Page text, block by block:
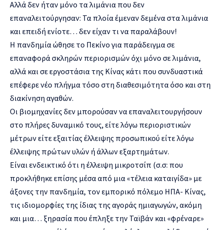
Αλλά δεν ήταν μόνο τα λιμάνια που δεν
επαναλειτούργησαν: Τα πλοία έμεναν δεμένα στα λιμάνια
και επειδή ενίοτε… δεν είχαν τι να παραλάβουν!
Η πανδημία ώθησε το Πεκίνο για παράδειγμα σε
επαναφορά σκληρών περιορισμών όχι μόνο σε λιμάνια,
αλλά και σε εργοστάσια της Κίνας κάτι που συνδυαστικά
επέφερε νέο πλήγμα τόσο στη διαθεσιμότητα όσο και στη
διακίνηση αγαθών.
Οι βιομηχανίες δεν μπορούσαν να επαναλειτουργήσουν
στο πλήρες δυναμικό τους, είτε λόγω περιοριστικών
μέτρων είτε εξαιτίας έλλειψης προσωπικού είτε λόγω
έλλειψης πρώτων υλών ή άλλων εξαρτημάτων.
Είναι ενδεικτικό ότι η έλλειψη μικροτσίπ (σ.σ: που
προκλήθηκε επίσης μέσα από μια «τέλεια καταιγίδα» με
άξονες την πανδημία, τον εμπορικό πόλεμο ΗΠΑ- Κίνας,
τις ιδιομορφίες της ίδιας της αγοράς ημιαγωγών, ακόμη
και μια… ξηρασία που έπληξε την Ταϊβάν και «φρέναρε»